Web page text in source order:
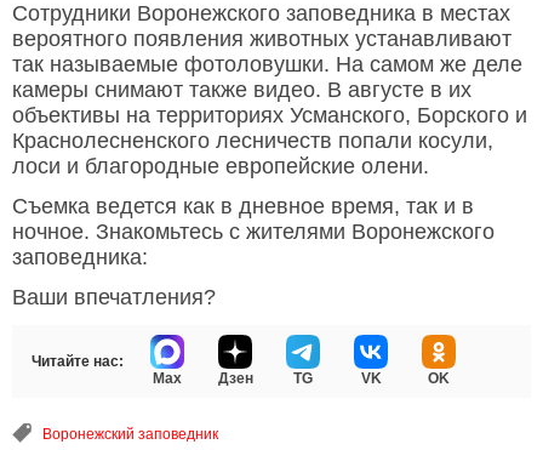
Сотрудники Воронежского заповедника в местах
вероятного появления животных устанавливают
так называемые фотоловушки. На самом же деле
камеры снимают также видео. В августе в их
объективы на территориях Усманского, Борского и
Краснолесненского лесничеств попали косули,
лоси и благородные европейские олени.
Съемка ведется как в дневное время, так и в
ночное. Знакомьтесь с жителями Воронежского
заповедника:
Ваши впечатления?
Читайте нас:
Max
Дзен TG VK OK
Воронежский заповедник